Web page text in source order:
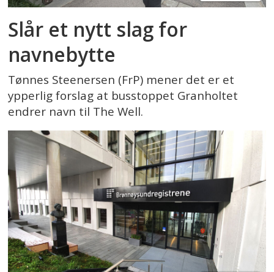
Slår et nytt slag for
navnebytte
Tønnes Steenersen (FrP) mener det er et
ypperlig forslag at busstoppet Granholtet
endrer navn til The Well.